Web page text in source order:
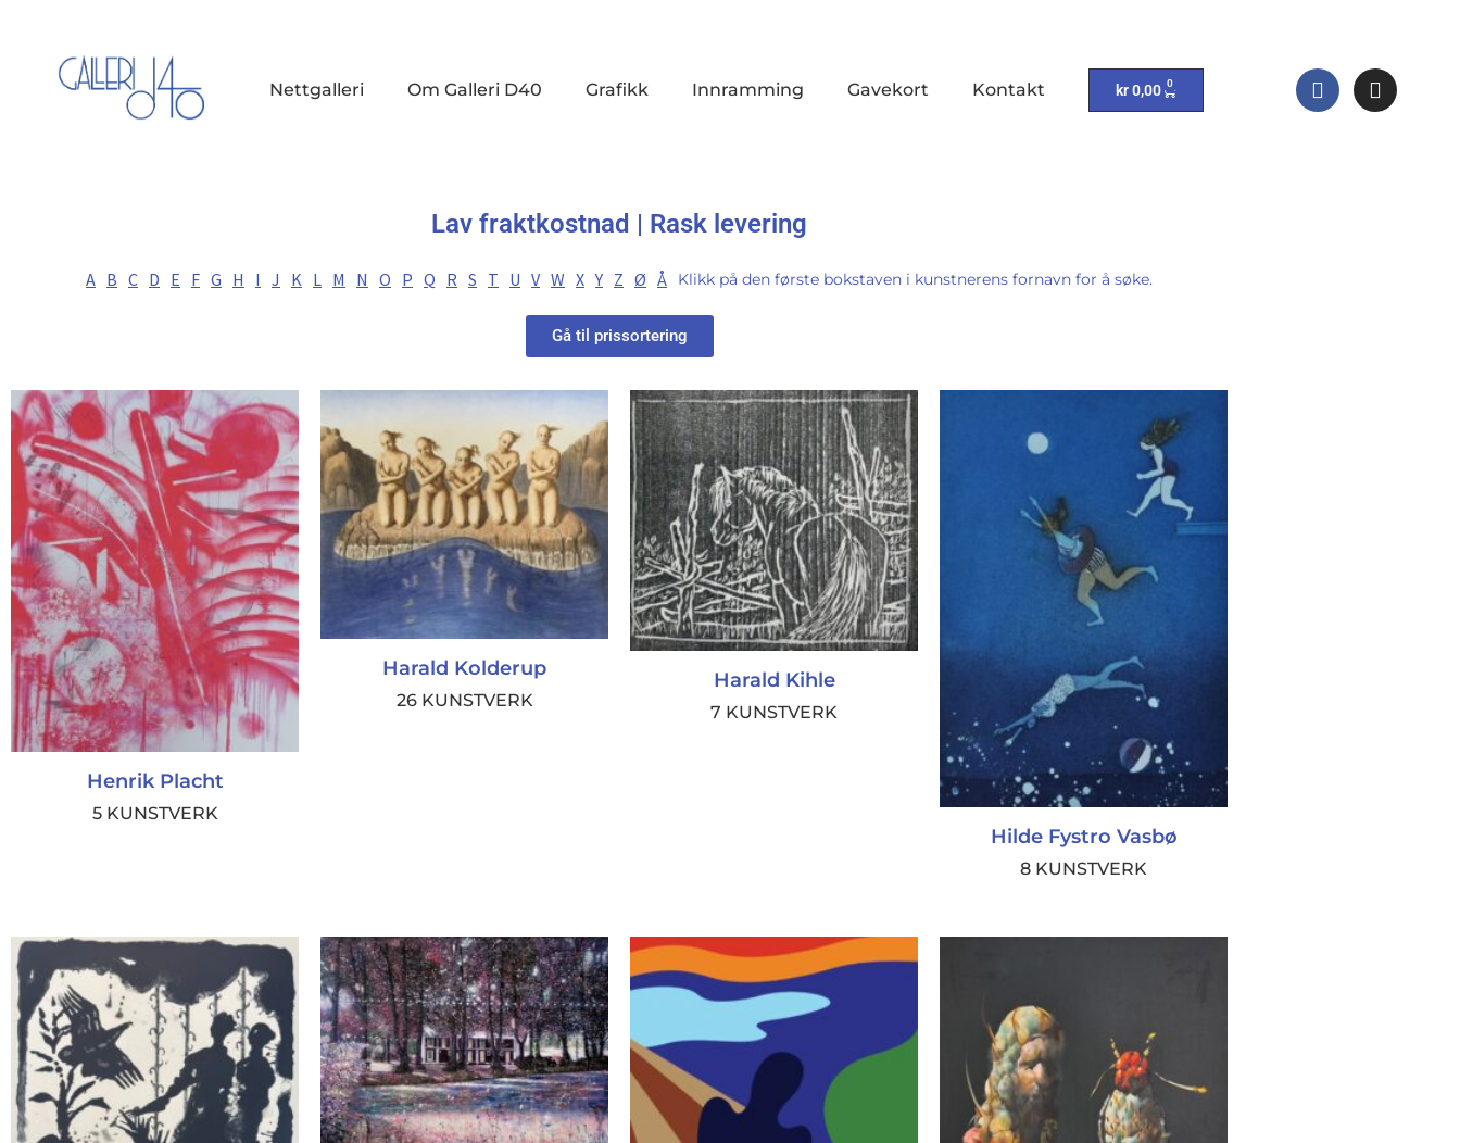
Nettgalleri Om Galleri D40 Grafikk Innramming Gavekort Kontakt kr0,00 0
Lav fraktkostnad | Rask levering
A B C D E F G H I J K L M N O P Q R S T U V W X Y Z Ø Å Klikk på den første bokstaven i kunstnerens fornavn for å søke.
Gå til prissortering
Henrik Placht
5 KUNSTVERK
Harald Kolderup
26 KUNSTVERK
Harald Kihle
7 KUNSTVERK
Hilde Fystro Vasbø
8 KUNSTVERK